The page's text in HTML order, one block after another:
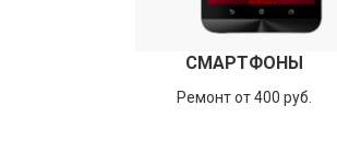
СМАРТФОНЫ
Ремонт от 400 руб.